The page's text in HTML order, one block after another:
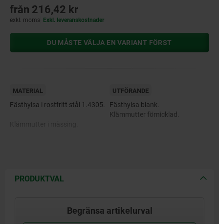
från 216,42 kr
exkl. moms Exkl. leveranskostnader
DU MÅSTE VÄLJA EN VARIANT FÖRST
MATERIAL
Fästhylsa i rostfritt stål 1.4305.
UTFÖRANDE
Fästhylsa blank.
Klämmutter förnicklad.
PRODUKTVAL
Begränsa artikelurval